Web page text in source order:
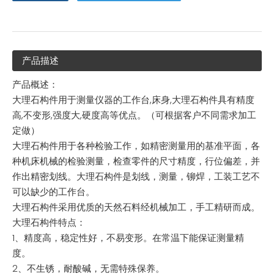
产品描述
产品概述：
大理石构件用于测量仪器的工作台,床身,大理石构件具有精度
高,不变形,强度大,硬度高等优点。（可根据客户不同需求加工
定做）
大理石构件用于各种检验工作，如精密测量用的基准平面，各
种机床机械的检验测量，检查零件的尺寸精度，行位偏差，并
作出精密划线。大理石构件是划线，测量，铆焊，工装工艺不
可以缺少的工作台。
大理石构件采用优质的天然石料经机械加工，手工精研而成。
大理石构件特点：
1、精度高，稳定性好，不易变形。在常温下能保证测量精
度。
2、不生锈，耐酸碱，无需特殊保养。